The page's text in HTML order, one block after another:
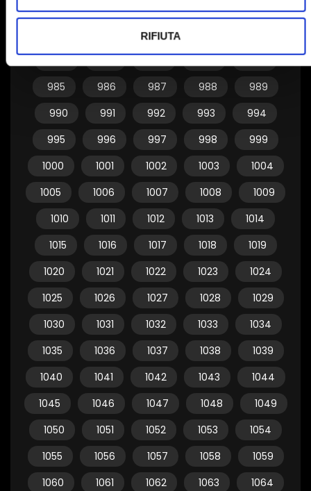
RIFIUTA
970
971 972 973
974
977
985
986 987 988
989
990
991 992 993
994
995
996 997 998
999
1000
1001 1002 1003
1004
1005
1006 1007 1008
1009
1010
1011 1012 1013
1014
1015
1016 1017 1018
1019
1020
1021 1022 1023
1024
1025
1026 1027 1028
1029
1030
1031 1032 1033
1034
1035
1036 1037 1038
1039
1040
1041 1042 1043
1044
1045
1046 1047 1048
1049
1050
1051 1052 1053
1054
1055
1056 1057 1058
1059
1060
1061 1062 1063
1064